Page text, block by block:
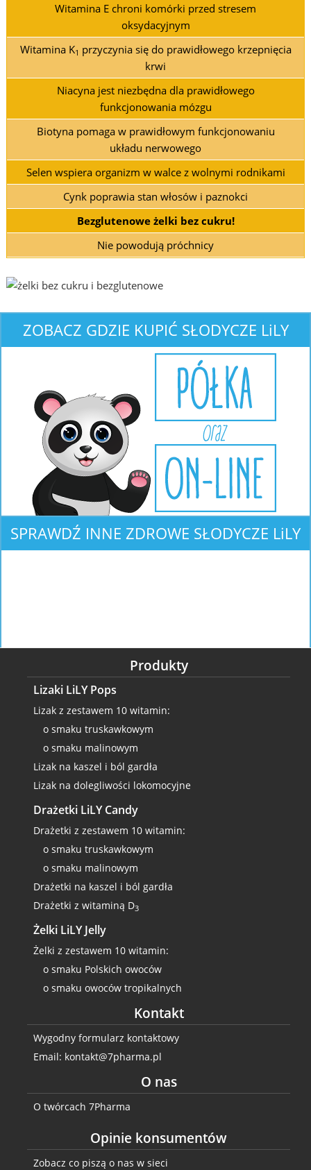
Witamina E chroni komórki przed stresem
oksydacyjnym
Witamina K1 przyczynia się do prawidłowego krzepnięcia
krwi
Niacyna jest niezbędna dla prawidłowego
funkcjonowania mózgu
Biotyna pomaga w prawidłowym funkcjonowaniu
układu nerwowego
Selen wspiera organizm w walce z wolnymi rodnikami
Cynk poprawia stan włosów i paznokci
Bezglutenowe żelki bez cukru!
Nie powodują próchnicy
ZOBACZ GDZIE KUPIĆ SŁODYCZE LiLY
SPRAWDŹ INNE ZDROWE SŁODYCZE LiLY
Produkty
Lizaki LiLY Pops
Lizak z zestawem 10 witamin:
o smaku truskawkowym
o smaku malinowym
Lizak na kaszel i ból gardła
Lizak na dolegliwości lokomocyjne
Drażetki LiLY Candy
Drażetki z zestawem 10 witamin:
o smaku truskawkowym
o smaku malinowym
Drażetki na kaszel i ból gardła
Drażetki z witaminą D3
Żelki LiLY Jelly
Żelki z zestawem 10 witamin:
o smaku Polskich owoców
o smaku owoców tropikalnych
Kontakt
Wygodny formularz kontaktowy
Email: kontakt@7pharma.pl
O nas
O twórcach 7Pharma
Opinie konsumentów
Zobacz co piszą o nas w sieci